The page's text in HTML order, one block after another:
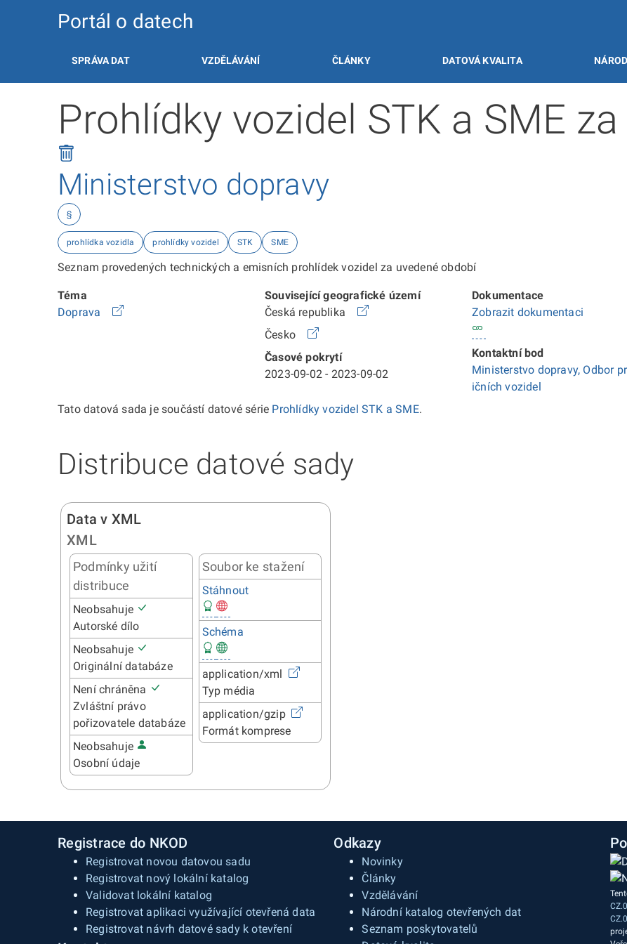
Portál o datech
SPRÁVA DAT VZDĚLÁVÁNÍ ČLÁNKY DATOVÁ KVALITA
Prohlídky vozidel STK a SME
Ministerstvo dopravy
§
prohlídka vozidla prohlídky vozidel STK SME
Seznam provedených technických a emisních prohlídek vozidel za uvedené období
Téma
Doprava
Související geografické území
Česká republika
Česko
Časové pokrytí
2023-09-02 - 2023-09-02
Dokumentace
Zobrazit dokumentaci
Kontaktní bod
Ministerstvo dopravy, Odbor
ičních vozidel
Tato datová sada je součástí datové série Prohlídky vozidel STK a SME.
Distribuce datové sady
Data v XML
XML
Podmínky užití
distribuce
Neobsahuje
Autorské dílo
Neobsahuje
Originální databáze
Není chráněna
Zvláštní právo
pořizovatele databáze
Neobsahuje
Osobní údaje
Soubor ke stažení
Stáhnout
Schéma
application/xml
Typ média
application/gzip
Formát komprese
Registrace do NKOD
Registrovat novou datovou sadu
Registrovat nový lokální katalog
Validovat lokální katalog
Registrovat aplikaci využívající otevřená data
Registrovat návrh datové sady k otevření
Odkazy
Novinky
Články
Vzdělávání
Národní katalog otevřených dat
Seznam poskytovatelů